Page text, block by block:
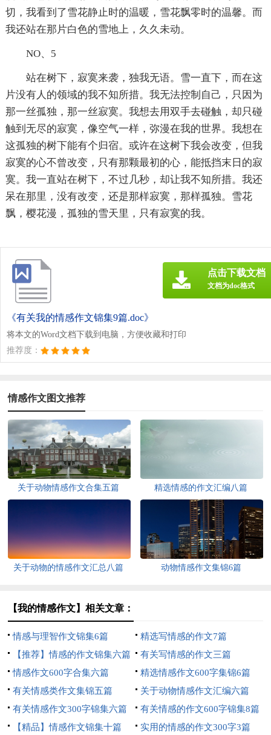
切，我看到了雪花静止时的温暖，雪花飘零时的温馨。而
我还站在那片白色的雪地上，久久未动。
NO、5
站在树下，寂寞来袭，独我无语。雪一直下，而在这
片没有人的领域的我不知所措。我无法控制自己，只因为
那一丝孤独，那一丝寂寞。我想去用双手去碰触，却只碰
触到无尽的寂寞，像空气一样，弥漫在我的世界。我想在
这孤独的树下能有个归宿。或许在这树下我会改变，但我
寂寞的心不曾改变，只有那颗最初的心，能抵挡末日的寂
寞。我一直站在树下，不过几秒，却让我不知所措。我还
呆在那里，没有改变，还是那样寂寞，那样孤独。雪花
飘，樱花漫，孤独的雪天里，只有寂寞的我。
《有关我的情感作文锦集9篇.doc》
将本文的Word文档下载到电脑，方便收藏和打印
推荐度：
点击下载文档
文档为doc格式
情感作文图文推荐
关于动物情感作文合集五篇 精选情感的作文汇编八篇
关于动物的情感作文汇总八篇 动物情感作文集锦6篇
【我的情感作文】相关文章：
情感与理智作文锦集6篇
精选写情感的作文7篇
【推荐】情感的作文锦集六篇
有关写情感的作文三篇
情感作文600字合集六篇
精选情感作文600字集锦6篇
有关情感类作文集锦五篇
关于动物情感作文汇编六篇
有关情感作文300字锦集六篇
有关情感的作文600字锦集8篇
【精品】情感作文锦集十篇
实用的情感的作文300字3篇